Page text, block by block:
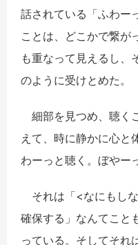
話されている「ふわー
ことは、どこかで繋が
も重なって見えるし、
のように受けとめた。
細部を見つめ、聴く
えて、時に静かに心と
わーっと聴く。ぼやー
それは「<なにもし
確保する」なんてこと
っている。そしてそれ